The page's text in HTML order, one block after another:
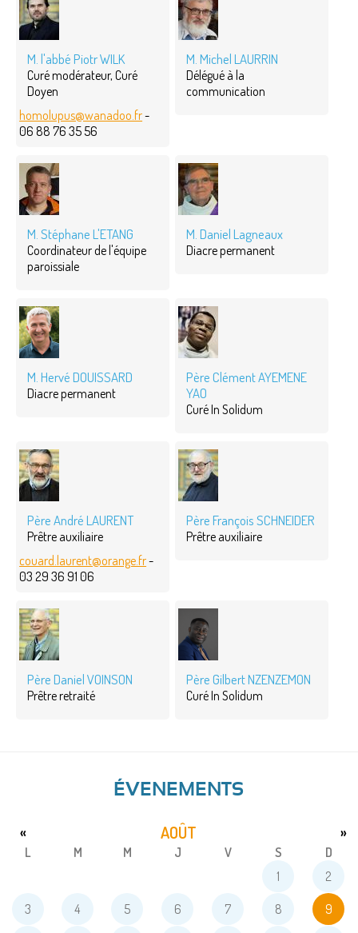
M. l'abbé Piotr WILK
Curé modérateur, Curé
Doyen
homolupus@wanadoo.fr-
06 88 76 35 56
M. Michel LAURRIN
Délégué à la
communication
M. Stéphane L'ETANG
Coordinateur de l'équipe
paroissiale
M. Daniel Lagneaux
Diacre permanent
M. Hervé DOUISSARD
Diacre permanent
Père Clément AYEMENE
YAO
Curé In Solidum
Père André LAURENT
Prêtre auxiliaire
couard.laurent@orange.fr-
03 29 36 91 06
Père François SCHNEIDER
Prêtre auxiliaire
Père Daniel VOINSON
Prêtre retraité
Père Gilbert NZENZEMON
Curé In Solidum
ÉVENEMENTS
AOÛT
« »
L M M J V S
D
1
2
3 4 5 6 7 8 9